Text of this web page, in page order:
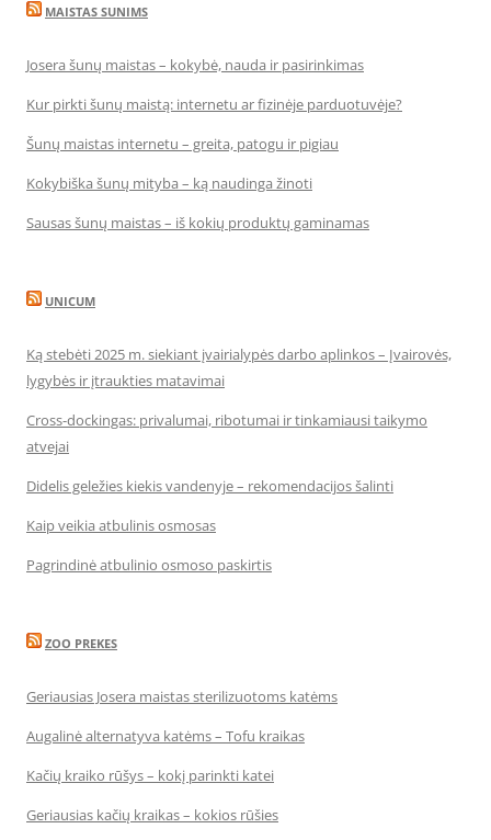
MAISTAS SUNIMS
Josera šunų maistas – kokybė, nauda ir pasirinkimas
Kur pirkti šunų maistą: internetu ar fizinėje parduotuvėje?
Šunų maistas internetu – greita, patogu ir pigiau
Kokybiška šunų mityba – ką naudinga žinoti
Sausas šunų maistas – iš kokių produktų gaminamas
UNICUM
Ką stebėti 2025 m. siekiant įvairialypės darbo aplinkos – Įvairovės,
lygybės ir įtraukties matavimai
Cross-dockingas: privalumai, ribotumai ir tinkamiausi taikymo
atvejai
Didelis geležies kiekis vandenyje – rekomendacijos šalinti
Kaip veikia atbulinis osmosas
Pagrindinė atbulinio osmoso paskirtis
ZOO PREKES
Geriausias Josera maistas sterilizuotoms katėms
Augalinė alternatyva katėms – Tofu kraikas
Kačių kraiko rūšys – kokį parinkti katei
Geriausias kačių kraikas – kokios rūšies